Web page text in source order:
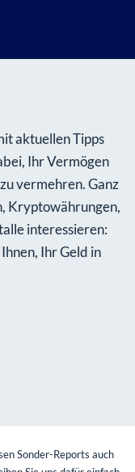
aktuellen Tipps
Ihr Vermögen
vermehren. Ganz
Kryptowährungen,
interessieren:
Ihr Geld in
Sonder-Reports auch